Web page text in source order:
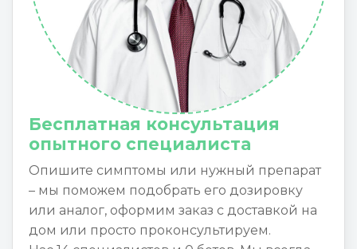
Бесплатная консультация
опытного специалиста
Опишите симптомы или нужный препарат
– мы поможем подобрать его дозировку
или аналог, оформим заказ с доставкой на
дом или просто проконсультируем.